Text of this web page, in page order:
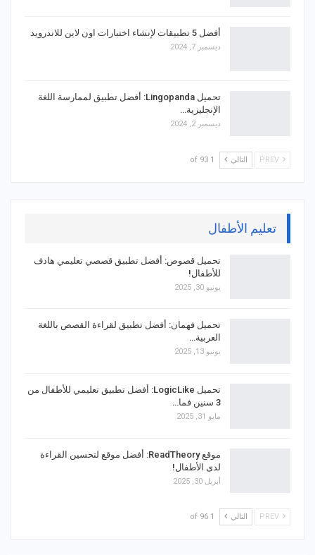
أفضل 5 تطبيقات لإنشاء اختبارات اون لاين للاندرويد
ديسمبر 7, 2024
تحميل Lingopanda: أفضل تطبيق لممارسة اللغة
الإنجليزية…
ديسمبر 2, 2024
التالي 1 of 93
تعليم الأطفال
تحميل قصوص: أفضل تطبيق قصصي تعليمي هادف
للأطفال!
يونيو 30, 2025
تحميل فهمان: أفضل تطبيق لقراءة القصص باللغة
العربية…
يونيو 13, 2025
تحميل LogicLike: أفضل تطبيق تعليمي للأطفال من
3 سنين فما…
مايو 31, 2025
موقع ReadTheory: أفضل موقع لتحسين القراءة
لدى الأطفال!
أبريل 30, 2025
التالي 1 of 96